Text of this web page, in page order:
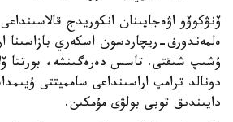
ۆنۋكوۆو اۋەجايىنان انكوريدج
ۇشىپ شىقتى. تاسس دەرەگىنشە، بورتتا
دونالد ترامپ اراسىنداعى سامميتتى
دايىندىق توبى بولۋى مۇمكىن.